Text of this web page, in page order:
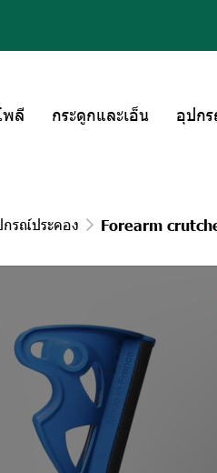
พลี กระดูกและเอ็น อุปก
รณ์ประคอง Forearm